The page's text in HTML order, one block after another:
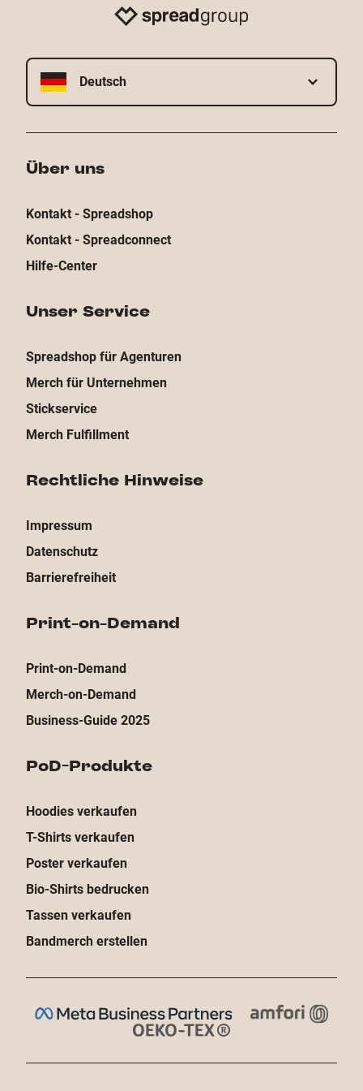
Deutsch
Über uns
Kontakt - Spreadshop
Kontakt - Spreadconnect
Hilfe-Center
Unser Service
Spreadshop für Agenturen
Merch für Unternehmen
Stickservice
Merch Fulfillment
Rechtliche Hinweise
Impressum
Datenschutz
Barrierefreiheit
Print-on-Demand
Print-on-Demand
Merch-on-Demand
Business-Guide 2025
PoD-Produkte
Hoodies verkaufen
T-Shirts verkaufen
Poster verkaufen
Bio-Shirts bedrucken
Tassen verkaufen
Bandmerch erstellen